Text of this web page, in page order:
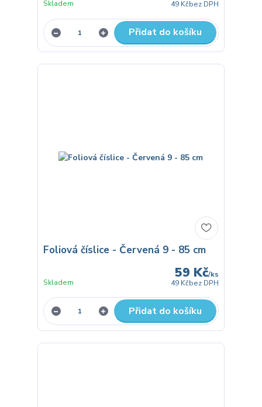
49 Kčbez DPH
Skladem
Přidat do košíku
Foliová číslice - Červená 9 - 85 cm
59 Kč/ks
49 Kčbez DPH
Skladem
Přidat do košíku